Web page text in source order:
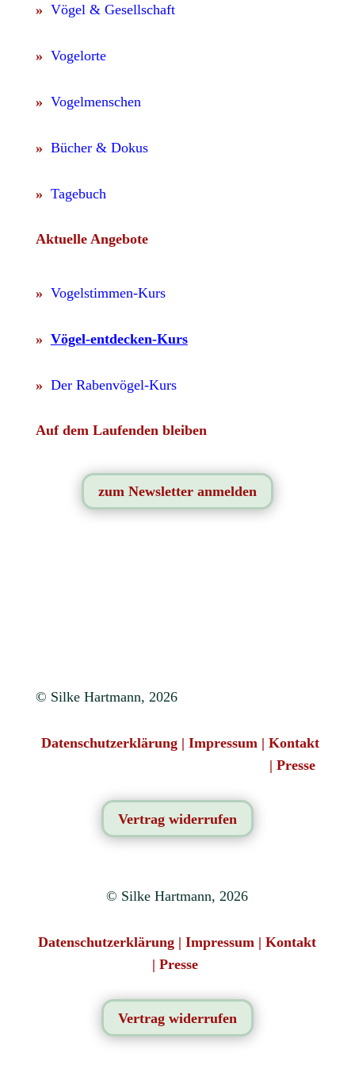
» Vögel & Gesellschaft
» Vogelorte
» Vogelmenschen
» Bücher & Dokus
» Tagebuch
Aktuelle Angebote
» Vogelstimmen-Kurs
» Vögel-entdecken-Kurs
» Der Rabenvögel-Kurs
Auf dem Laufenden bleiben
zum Newsletter anmelden
© Silke Hartmann, 2026
Datenschutzerklärung |Impressum |Kontakt
|Presse
Vertrag widerrufen
© Silke Hartmann, 2026
Datenschutzerklärung |Impressum |Kontakt
|Presse
Vertrag widerrufen